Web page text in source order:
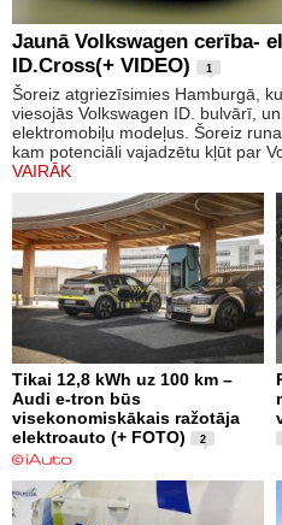
Jaunā Volkswagen cerība-
ID.Cross(+ VIDEO)
1
Šoreiz atgriezīsimies Hamburgā,
viesojās Volkswagen ID. bulvārī,
elektromobiļu modeļus. Šoreiz
kam potenciāli vajadzētu kļūt par
VAIRĀK
Tikai 12,8 kWh uz 100 km –
Audi e-tron būs
visekonomiskākais ražotāja
elektroauto (+ FOTO)
2